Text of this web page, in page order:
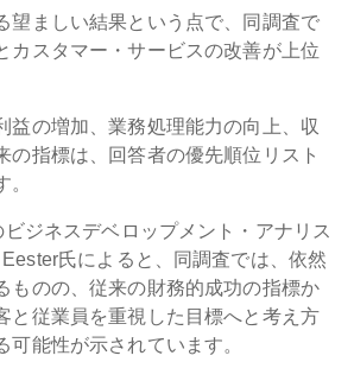
望ましい結果という点で、同調査で
カスタマー・サービスの改善が上位
益の増加、業務処理能力の向上、収
の指標は、回答者の優先順位リスト
。
ジネスデベロップメント・アナリス
Eester氏によると、同調査では、依然
ものの、従来の財務的成功の指標か
と従業員を重視した目標へと考え方
可能性が示されています。